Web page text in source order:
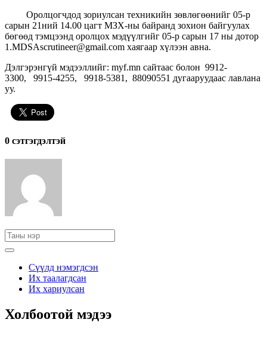
Оролцогчдод зориулсан техникийн зөвлөгөөнийг 05-р
сарын 21ний 14.00 цагт МЗХ-ны байранд зохион байгуулах
бөгөөд тэмцээнд оролцох мэдүүлгийг 05-р сарын 17 ны дотор
1.МDSAscrutineer@gmail.com хаягаар хүлээн авна.
Дэлгэрэнгүй мэдээллийг: myf.mn сайтаас болон 9912-
3300, 9915-4255, 9918-5381, 88090551 дугааруудаас лавлана
уу.
0 cэтгэгдэлтэй
Сүүлд нэмэгдсэн
Их таалагдсан
Их хариулсан
Холбоотой мэдээ